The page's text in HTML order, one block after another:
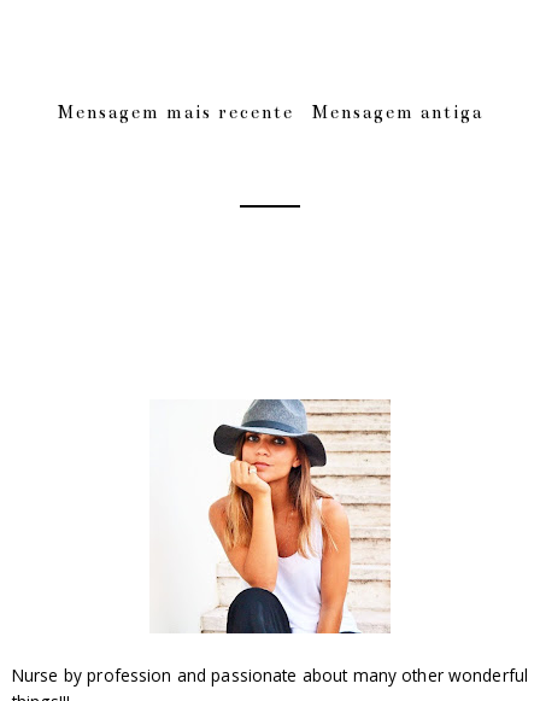
Mensagem mais recente Mensagem antiga
Nurse by profession and passionate about many other wonderful